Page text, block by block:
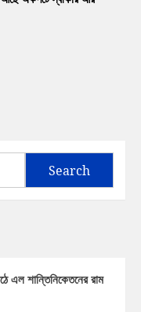
Search
এল শান্তিনিকেতনের রাম